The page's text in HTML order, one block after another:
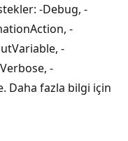
-Debug, -
-
-
-
Daha fazla bilgi için